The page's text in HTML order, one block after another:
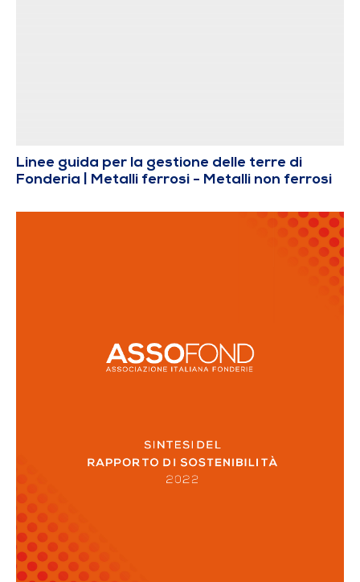
Linee guida per la gestione delle terre di
Fonderia | Metalli ferrosi - Metalli non ferrosi